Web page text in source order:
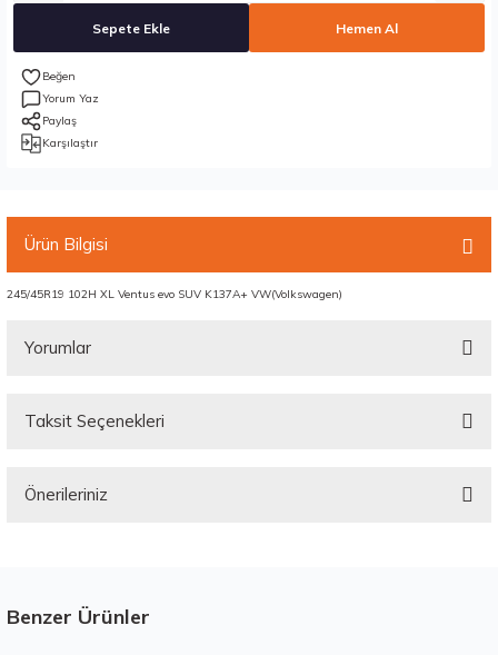
Sepete Ekle Hemen Al
Yorum Yaz
Paylaş
Karşılaştır
Ürün Bilgisi
245/45R19 102H XL Ventus evo SUV K137A+ VW(Volkswagen)
Yorumlar
Taksit Seçenekleri
Önerileriniz
Görüş ve önerileriniz için teşekkür ederiz.
Benzer Ürünler